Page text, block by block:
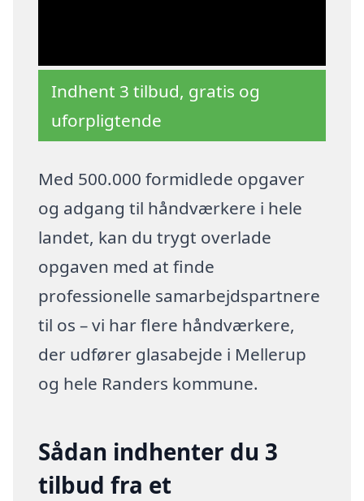
Indhent 3 tilbud, gratis og
uforpligtende
Med 500.000 formidlede opgaver
og adgang til håndværkere i hele
landet, kan du trygt overlade
opgaven med at finde
professionelle samarbejdspartnere
til os – vi har flere håndværkere,
der udfører glasabejde i Mellerup
og hele Randers kommune.
Sådan indhenter du 3
tilbud fra et